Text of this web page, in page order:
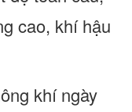
cao, khí hậu
khí ngày